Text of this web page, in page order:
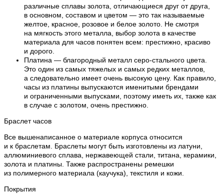
различные сплавы золота, отличающиеся друг от друга,
в основном, составом и цветом — это так называемые
желтое, красное, розовое и белое золото. Не смотря
на мягкость этого металла, выбор золота в качестве
материала для часов понятен всем: престижно, красиво
и дорого.
Платина — благородный металл серо-стального цвета.
Это один из самых тяжелых и самых редких металлов,
а следовательно имеет очень высокую цену. Как правило,
часы из платины выпускаются именитыми брендами
и ограниченными выпусками, поэтому иметь их, также как
в случае с золотом, очень престижно.
Браслет часов
Все вышенаписанное о материале корпуса относится
и к браслетам. Браслеты могут быть изготовлены из латуни,
аллюминиевого сплава, нержавеющей стали, титана, керамики,
золота и платины. Также распространены ремешки
из полимерного материала (каучука), текстиля и кожи.
Покрытия